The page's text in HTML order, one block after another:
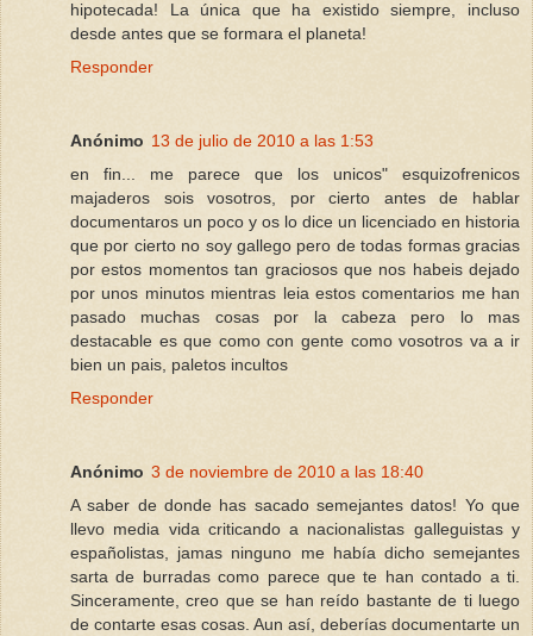
hipotecada! La única que ha existido siempre, incluso
desde antes que se formara el planeta!
Responder
Anónimo 13 de julio de 2010 a las 1:53
en fin... me parece que los unicos" esquizofrenicos
majaderos sois vosotros, por cierto antes de hablar
documentaros un poco y os lo dice un licenciado en historia
que por cierto no soy gallego pero de todas formas gracias
por estos momentos tan graciosos que nos habeis dejado
por unos minutos mientras leia estos comentarios me han
pasado muchas cosas por la cabeza pero lo mas
destacable es que como con gente como vosotros va a ir
bien un pais, paletos incultos
Responder
Anónimo 3 de noviembre de 2010 a las 18:40
A saber de donde has sacado semejantes datos! Yo que
llevo media vida criticando a nacionalistas galleguistas y
españolistas, jamas ninguno me había dicho semejantes
sarta de burradas como parece que te han contado a ti.
Sinceramente, creo que se han reído bastante de ti luego
de contarte esas cosas. Aun así, deberías documentarte un